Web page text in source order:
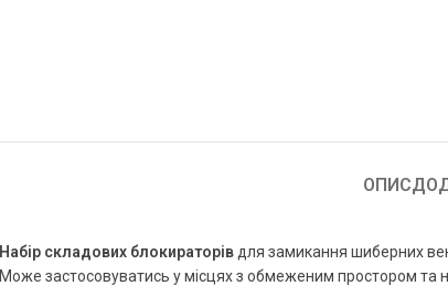
ОПИС
Набір складових блокираторівдля замикання шиберних
Може застосовуватись у місцях з обмеженим простором та